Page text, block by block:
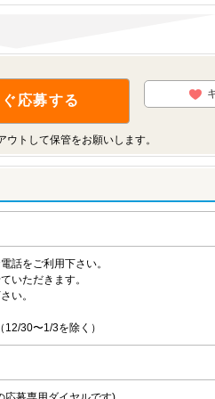
応募する
トして保管をお願いします。
話をご利用下さい。
いただきます。
い。
30〜1/3を除く）